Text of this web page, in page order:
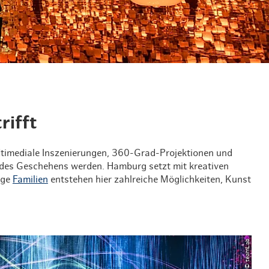
& Lifestyle
shoppen
essen & trinken
trifft
Inszenierungen, 360-Grad-Projektionen und
Geschehens werden. Hamburg setzt mit kreativen
Familien entstehen hier zahlreiche Möglichkeiten, Kunst
© teamLab